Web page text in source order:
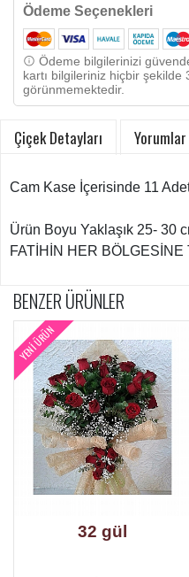
Ödeme Seçenekleri
Ödeme bilgilerinizi
kartı bilgileriniz hiçbir şekilde
görünmemektedir.
Çiçek Detayları
Cam Kase İçerisinde 11 Adet
Ürün Boyu Yaklaşık 25- 30
FATİHİN HER BÖLGESİNE
BENZER ÜRÜNLER
YENI ÜRÜN
32 gül